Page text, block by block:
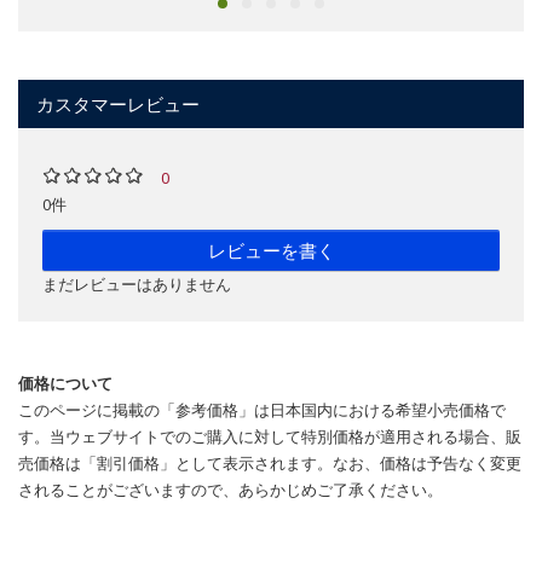
カスタマーレビュー
0
0件
レビューを書く
まだレビューはありません
価格について
このページに掲載の「参考価格」は日本国内における希望小売価格で
す。当ウェブサイトでのご購入に対して特別価格が適用される場合、販
売価格は「割引価格」として表示されます。なお、価格は予告なく変更
されることがございますので、あらかじめご了承ください。